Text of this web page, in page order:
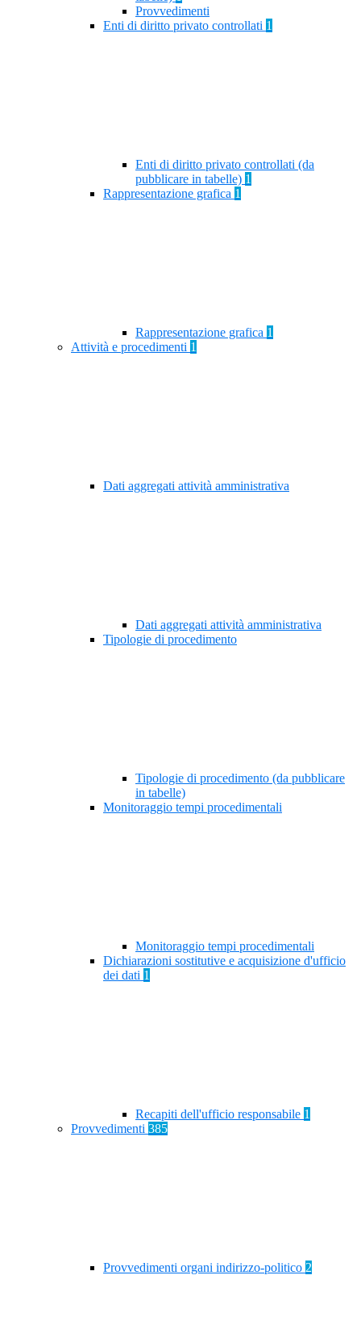
Provvedimenti
Enti di diritto privato controllati 1
Enti di diritto privato controllati (da
pubblicare in tabelle) 1
Rappresentazione grafica 1
Rappresentazione grafica 1
Attività e procedimenti 1
Dati aggregati attività amministrativa
Dati aggregati attività amministrativa
Tipologie di procedimento
Tipologie di procedimento (da pubblicare
in tabelle)
Monitoraggio tempi procedimentali
Monitoraggio tempi procedimentali
Dichiarazioni sostitutive e acquisizione d'ufficio
dei dati 1
Recapiti dell'ufficio responsabile 1
Provvedimenti 385
Provvedimenti organi indirizzo-politico 2